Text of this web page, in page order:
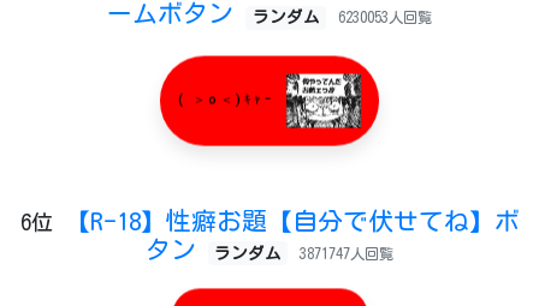
ームボタン
ランダム 6230053人回覧
( ＞o＜)ｷｬｰ
6位
【R-18】性癖お題【自分で伏せてね】ボ
タン
ランダム 3871747人回覧